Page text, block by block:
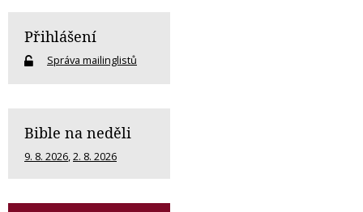
Přihlášení
Správa mailinglistů
Bible na neděli
9. 8. 2026,2. 8. 2026